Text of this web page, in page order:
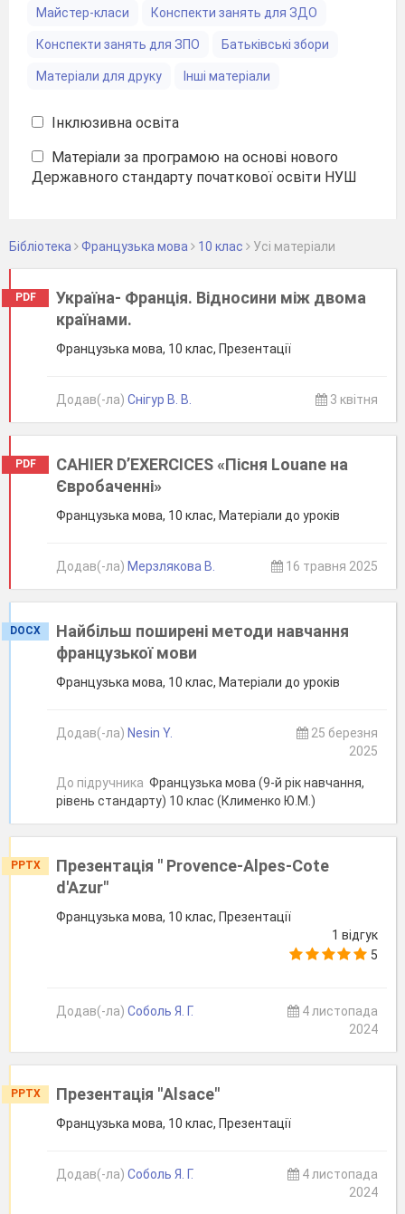
Майстер-класи Конспекти занять для ЗДО
Конспекти занять для ЗПО Батьківські збори
Матеріали для друку Інші матеріали
Інклюзивна освіта
Матеріали за програмою на основі нового
Державного стандарту початкової освіти НУШ
Бібліотека Французька мова 10 клас Уcі матеріали
PDF
Україна- Франція. Відносини між двома
країнами.
Французька мова, 10 клас, Презентації
Додав(-ла) Снігур В. В. 3 квітня
PDF
CAHIER D’EXERCICES «Пісня Louane на
Євробаченні»
Французька мова, 10 клас, Матеріали до уроків
Додав(-ла) Мерзлякова В. 16 травня 2025
DOCX
Найбільш поширені методи навчання
французької мови
Французька мова, 10 клас, Матеріали до уроків
Додав(-ла) Nesin Y.
25 березня
2025
До підручника Французька мова (9-й рік навчання,
рівень стандарту) 10 клас (Клименко Ю.М.)
PPTX
Презентація " Provence-Alpes-Cote
d'Azur"
Французька мова, 10 клас, Презентації
1 відгук
5
Додав(-ла) Соболь Я. Г.
4 листопада
2024
PPTX Презентація ''Alsace"
Французька мова, 10 клас, Презентації
Додав(-ла) Соболь Я. Г.
4 листопада
2024